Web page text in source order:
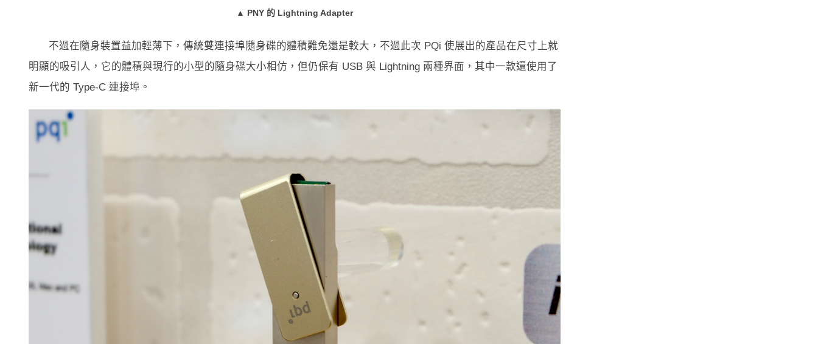
▲ PNY 的 Lightning Adapter
不過在隨身裝置益加輕薄下，傳統雙連接埠隨身碟的體積難免還是較大，不過此次 PQi 使展出的產品在尺寸上就
明顯的吸引人，它的體積與現行的小型的隨身碟大小相仿，但仍保有 USB 與 Lightning 兩種界面，其中一款還使用了
新一代的 Type-C 連接埠。